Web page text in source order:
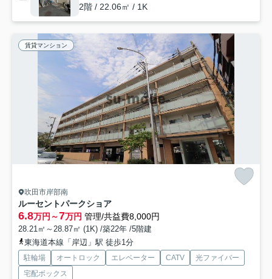
2階 / 22.06㎡ / 1K
賃貸マンション
吹田市岸部南
ルーセントパークショア
6.8万円～7万円 管理/共益費8,000円
28.21㎡～28.87㎡ (1K) /築22年 /5階建
東海道本線「岸辺」駅 徒歩1分
駐輪場 オートロック エレベーター CATV
光ファイバー
宅配ボックス